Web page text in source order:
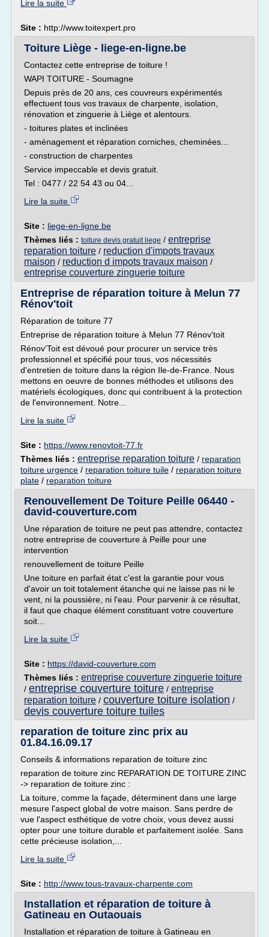
Lire la suite
Site : http://www.toitexpert.pro
Toiture Liège - liege-en-ligne.be
Contactez cette entreprise de toiture !
WAPI TOITURE - Soumagne
Depuis près de 20 ans, ces couvreurs expérimentés
effectuent tous vos travaux de charpente, isolation,
rénovation et zinguerie à Liège et alentours.
- toitures plates et inclinées
- aménagement et réparation corniches, cheminées...
- construction de charpentes
Service impeccable et devis gratuit.
Tel : 0477 / 22 54 43 ou 04...
Lire la suite
Site : liege-en-ligne.be
Thèmes liés : toiture devis gratuit liege / entreprise
reparation toiture / reduction d'impots travaux
maison / reduction d impots travaux maison /
entreprise couverture zinguerie toiture
Entreprise de réparation toiture à Melun 77
Rénov'toit
Réparation de toiture 77
Entreprise de réparation toiture à Melun 77 Rénov'toit
Rénov'Toit est dévoué pour procurer un service très
professionnel et spécifié pour tous, vos nécessités
d'entretien de toiture dans la région Ile-de-France. Nous
mettons en oeuvre de bonnes méthodes et utilisons des
matériels écologiques, donc qui contribuent à la protection
de l'environnement. Notre...
Lire la suite
Site : https://www.renovtoit-77.fr
Thèmes liés : entreprise reparation toiture / reparation
toiture urgence / reparation toiture tuile / reparation toiture
plate / reparation toiture
Renouvellement De Toiture Peille 06440 -
david-couverture.com
Une réparation de toiture ne peut pas attendre, contactez
notre entreprise de couverture à Peille pour une
intervention
renouvellement de toiture Peille
Une toiture en parfait état c'est la garantie pour vous
d'avoir un toit totalement étanche qui ne laisse pas ni le
vent, ni la poussière, ni l'eau. Pour parvenir à ce résultat,
il faut que chaque élément constituant votre couverture
soit...
Lire la suite
Site : https://david-couverture.com
Thèmes liés : entreprise couverture zinguerie toiture
/ entreprise couverture toiture / entreprise
reparation toiture / couverture toiture isolation /
devis couverture toiture tuiles
reparation de toiture zinc prix au
01.84.16.09.17
Conseils & informations reparation de toiture zinc
reparation de toiture zinc REPARATION DE TOITURE ZINC
-> reparation de toiture zinc :
La toiture, comme la façade, déterminent dans une large
mesure l'aspect global de votre maison. Sans perdre de
vue l'aspect esthétique de votre choix, vous devez aussi
opter pour une toiture durable et parfaitement isolée. Sans
cette précieuse isolation,...
Lire la suite
Site : http://www.tous-travaux-charpente.com
Installation et réparation de toiture à
Gatineau en Outaouais
Installation et réparation de toiture à Gatineau en